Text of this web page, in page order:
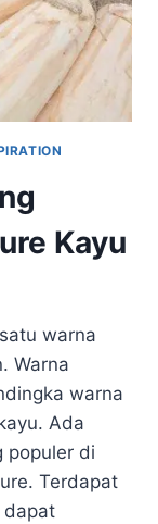
Kayu
warna
Warna
warna
Ada
populer di
Terdapat
dapat